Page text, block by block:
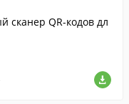
сканер QR-кодов дл